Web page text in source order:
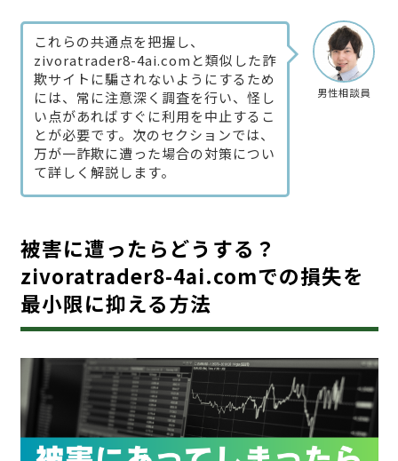
男性相談員
これらの共通点を把握し、
zivoratrader8-4ai.comと類似した詐
欺サイトに騙されないようにするため
には、常に注意深く調査を行い、怪し
い点があればすぐに利用を中止するこ
とが必要です。次のセクションでは、
万が一詐欺に遭った場合の対策につい
て詳しく解説します。
被害に遭ったらどうする？
zivoratrader8-4ai.comでの損失を
最小限に抑える方法